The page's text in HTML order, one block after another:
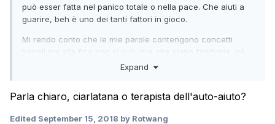
può esser fatta nel panico totale o nella pace. Che aiuti a
guarire, beh è uno dei tanti fattori in gioco.
Mi rendo conto che le mie parole contengono concetti
banali ma alla fine non si può dire che siano fandonie, né
che il pensiero positivo guarisca. Sicuramente ha venduto
Expand
Parla chiaro, ciarlatana o terapista dell'auto-aiuto?
Edited September 15, 2018 by Rotwang